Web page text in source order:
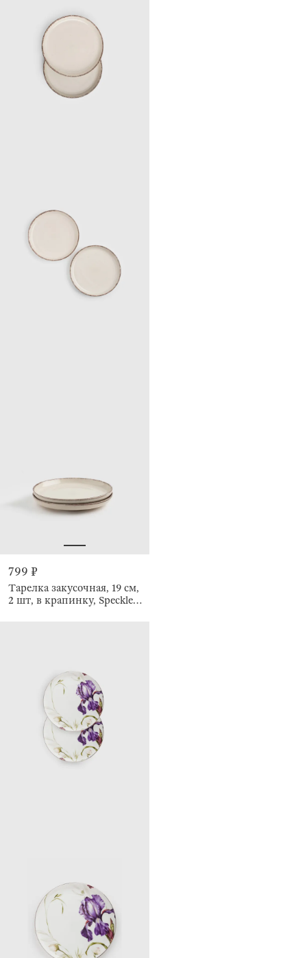
799 ₽
Тарелка закусочная, 19 см,
2 шт, в крапинку, Speckled